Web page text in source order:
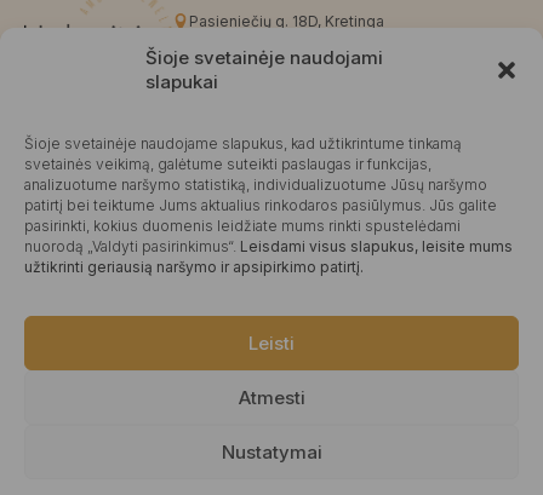
Šioje svetainėje naudojami
slapukai
Šioje svetainėje naudojame slapukus, kad užtikrintume tinkamą
svetainės veikimą, galėtume suteikti paslaugas ir funkcijas,
analizuotume naršymo statistiką, individualizuotume Jūsų naršymo
patirtį bei teiktume Jums aktualius rinkodaros pasiūlymus. Jūs galite
pasirinkti, kokius duomenis leidžiate mums rinkti spustelėdami
nuorodą „Valdyti pasirinkimus“. Leisdami visus slapukus, leisite mums
užtikrinti geriausią naršymo ir apsipirkimo patirtį.
Leisti
Atmesti
Nustatymai
Pasieniečių g. 18D, Kretinga
info@kalvaite.lt
Kalvaitė
Produktų įvertinimas 4.99 / 5 Atsiliepimai